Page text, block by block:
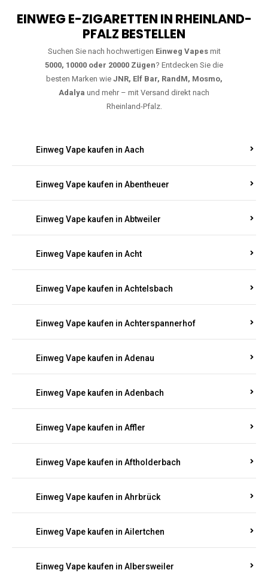
EINWEG E-ZIGARETTEN IN RHEINLAND-
PFALZ BESTELLEN
Suchen Sie nach hochwertigen Einweg Vapesmit
5000, 10000 oder 20000 Zügen ? Entdecken Sie die
besten Marken wie JNR, Elf Bar, RandM, Mosmo,
Adalya und mehr – mit Versand direkt nach
Rheinland-Pfalz.
Einweg Vape kaufen in Aach
Einweg Vape kaufen in Abentheuer
Einweg Vape kaufen in Abtweiler
Einweg Vape kaufen in Acht
Einweg Vape kaufen in Achtelsbach
Einweg Vape kaufen in Achterspannerhof
Einweg Vape kaufen in Adenau
Einweg Vape kaufen in Adenbach
Einweg Vape kaufen in Affler
Einweg Vape kaufen in Aftholderbach
Einweg Vape kaufen in Ahrbrück
Einweg Vape kaufen in Ailertchen
Einweg Vape kaufen in Albersweiler